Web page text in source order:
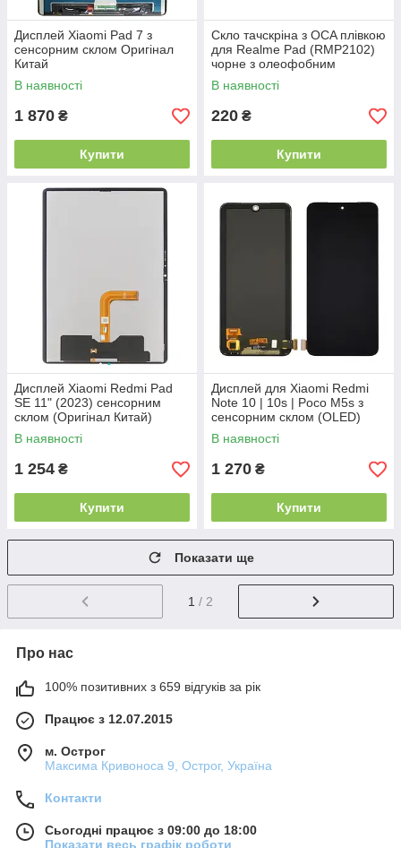
Дисплей Xiaomi Pad 7 з
сенсорним склом Оригінал
Китай
В наявності
1 870 ₴
Купити
Скло тачскріна з OCA плівкою
для Realme Pad (RMP2102)
чорне з олеофобним
покриттям, загартоване
В наявності
220 ₴
Купити
Дисплей Xiaomi Redmi Pad
SE 11" (2023) сенсорним
склом (Оригінал Китай)
В наявності
1 254 ₴
Купити
Дисплей для Xiaomi Redmi
Note 10 | 10s | Poco M5s з
сенсорним склом (OLED)
В наявності
1 270 ₴
Купити
Показати ще
1 / 2
Про нас
100% позитивних з 659 відгуків за рік
Працює з 12.07.2015
м. Острог
Максима Кривоноса 9, Острог, Україна
Контакти
Сьогодні працює з 09:00 до 18:00
Показати весь графік роботи